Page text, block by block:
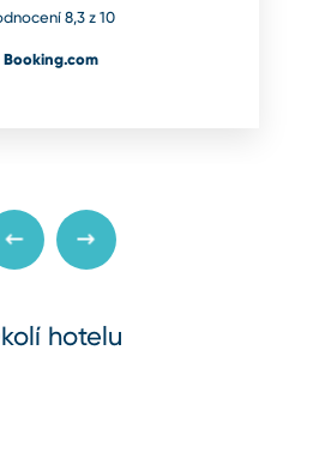
8,3 z 10
Booking.com
hotelu